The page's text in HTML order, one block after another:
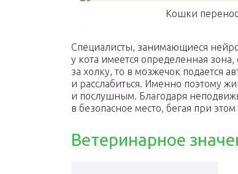
Кошки
Специалисты, занимающиеся
у кота имеется определенная
за холку, то в мозжечок подается
и расслабиться. Именно поэтому
и послушным. Благодаря
в безопасное место, бегая при
Ветеринарное